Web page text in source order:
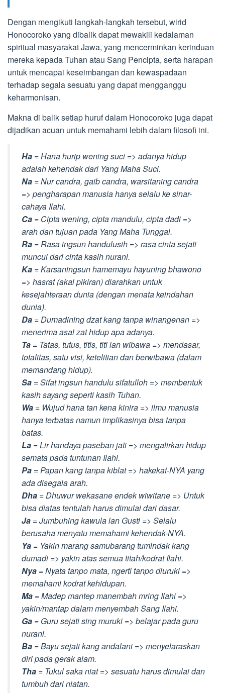
Dengan mengikuti langkah-langkah tersebut, wirid
Honocoroko yang dibalik dapat mewakili kedalaman
spiritual masyarakat Jawa, yang mencerminkan kerinduan
mereka kepada Tuhan atau Sang Pencipta, serta harapan
untuk mencapai keseimbangan dan kewaspadaan
terhadap segala sesuatu yang dapat mengganggu
keharmonisan.
Makna di balik setiap huruf dalam Honocoroko juga dapat
dijadikan acuan untuk memahami lebih dalam filosofi ini.
Ha = Hana hurip wening suci => adanya hidup
adalah kehendak dari Yang Maha Suci.
Na = Nur candra, gaib candra, warsitaning candra
=> pengharapan manusia hanya selalu ke sinar-
cahaya Ilahi.
Ca = Cipta wening, cipta mandulu, cipta dadi =>
arah dan tujuan pada Yang Maha Tunggal.
Ra = Rasa ingsun handulusih => rasa cinta sejati
muncul dari cinta kasih nurani.
Ka = Karsaningsun hamemayu hayuning bhawono
=> hasrat (akal pikiran) diarahkan untuk
kesejahteraan dunia (dengan menata keindahan
dunia).
Da = Dumadining dzat kang tanpa winangenan =>
menerima asal zat hidup apa adanya.
Ta = Tatas, tutus, titis, titi lan wibawa => mendasar,
totalitas, satu visi, ketelitian dan berwibawa (dalam
memandang hidup).
Sa = Sifat ingsun handulu sifatulloh => membentuk
kasih sayang seperti kasih Tuhan.
Wa = Wujud hana tan kena kinira => ilmu manusia
hanya terbatas namun implikasinya bisa tanpa
batas.
La = Lir handaya paseban jati => mengalirkan hidup
semata pada tuntunan Ilahi.
Pa = Papan kang tanpa kiblat => hakekat-NYA yang
ada disegala arah.
Dha = Dhuwur wekasane endek wiwitane => Untuk
bisa diatas tentulah harus dimulai dari dasar.
Ja = Jumbuhing kawula lan Gusti => Selalu
berusaha menyatu memahami kehendak-NYA.
Ya = Yakin marang samubarang tumindak kang
dumadi => yakin atas semua titah/kodrat Ilahi.
Nya = Nyata tanpo mata, ngerti tanpo diuruki =>
memahami kodrat kehidupan.
Ma = Madep mantep manembah mring Ilahi =>
yakin/mantap dalam menyembah Sang Ilahi.
Ga = Guru sejati sing muruki => belajar pada guru
nurani.
Ba = Bayu sejati kang andalani => menyelaraskan
diri pada gerak alam.
Tha = Tukul saka niat => sesuatu harus dimulai dan
tumbuh dari niatan.